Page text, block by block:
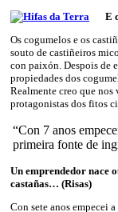
E
Os cogumelos e os
souto de castiñeiros
con paixón. Despois de
propiedades dos
Realmente creo que nos
protagonistas dos fitos
“Con 7 anos
primeira fonte de
Un emprendedor nace
castañas… (Risas)
Con sete anos empecei